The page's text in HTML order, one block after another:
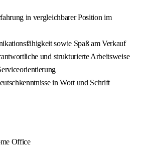
in vergleichbarer Position im
sowie Spaß am Verkauf
und strukturierte Arbeitsweise
in Wort und Schrift
Office